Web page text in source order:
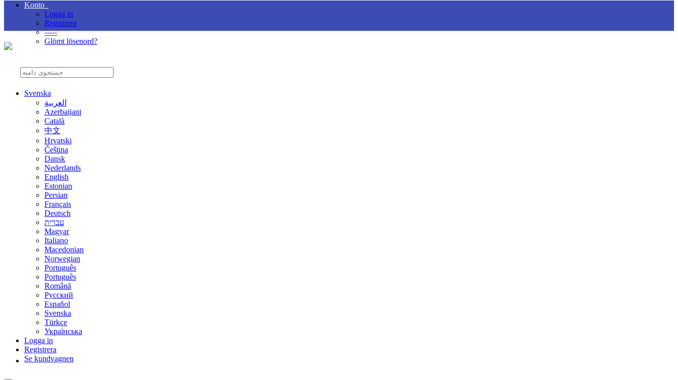
Konto
Logga in
Registrera
-----
Glömt lösenord?
شماره تلفن : 44195269-021
Svenska
العربية
Azerbaijani
Català
中文
Hrvatski
Čeština
Dansk
Nederlands
English
Estonian
Persian
Français
Deutsch
עברית
Magyar
Italiano
Macedonian
Norwegian
Português
Português
Română
Русский
Español
Svenska
Türkçe
Українська
Logga in
Registrera
Se kundvagnen